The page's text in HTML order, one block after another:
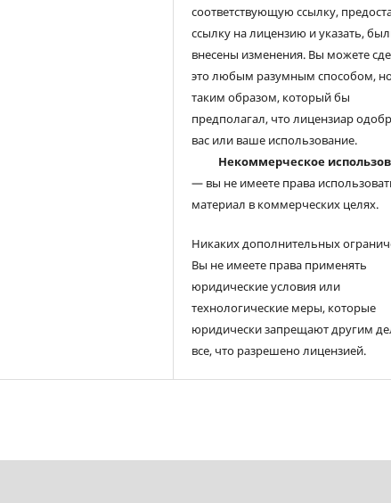
соответствующую ссылку,
ссылку на лицензию и указать,
внесены изменения. Вы можете
это любым разумным способом,
таким образом, который бы
предполагал, что лицензиар
вас или ваше использование.
Некоммерческое
— вы не имеете права
материал в коммерческих целях.
Никаких дополнительных
Вы не имеете права применять
юридические условия или
технологические меры, которые
юридически запрещают другим
все, что разрешено лицензией.